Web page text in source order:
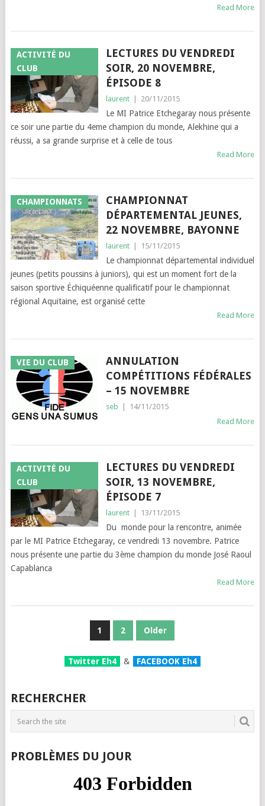
Read More
ACTIVITÉ DU
CLUB
LECTURES DU VENDREDI
SOIR, 20 NOVEMBRE,
ÉPISODE 8
laurent 20/11/2015
Le MI Patrice Etchegaray nous présente
ce soir une partie du 4eme champion du monde, Alekhine qui a
réussi, a sa grande surprise et à celle de tous
Read More
CHAMPIONNATS
CHAMPIONNAT
DÉPARTEMENTAL JEUNES,
22 NOVEMBRE, BAYONNE
laurent 15/11/2015
Le championnat départemental individuel
jeunes (petits poussins à juniors), qui est un moment fort de la
saison sportive Échiquéenne qualificatif pour le championnat
régional Aquitaine, est organisé cette
Read More
VIE DU CLUB
ANNULATION
COMPÉTITIONS FÉDÉRALES
– 15 NOVEMBRE
seb
14/11/2015
Read More
ACTIVITÉ DU
CLUB
LECTURES DU VENDREDI
SOIR, 13 NOVEMBRE,
ÉPISODE 7
laurent 13/11/2015
Du monde pour la rencontre, animée
par le MI Patrice Etchegaray, ce vendredi 13 novembre. Patrice
nous présente une partie du 3ème champion du monde José Raoul
Capablanca
Read More
PAGINATION
PUBLICATIONS
1 2 Older
Twitter Eh4 & FACEBOOK Eh4
RECHERCHER
PROBLÈMES DU JOUR